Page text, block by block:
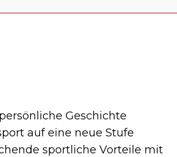
Geschichte
auf eine neue Stufe
sportliche Vorteile mit